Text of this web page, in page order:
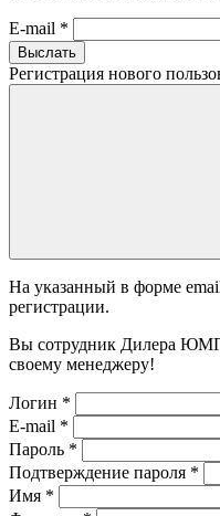
E-mail *
Выслать
Регистрация нового
На указанный в форме
регистрации.
Вы сотрудник Дилера
своему менеджеру!
Логин *
E-mail *
Пароль *
Подтверждение пароля *
Имя *